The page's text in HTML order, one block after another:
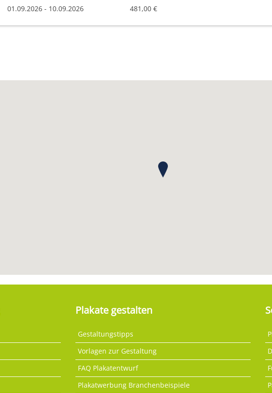
01.09.2026 - 10.09.2026 481,00 €
Plakate gestalten
Gestaltungstipps
Vorlagen zur Gestaltung
FAQ Plakatentwurf
Plakatwerbung Branchenbeispiele